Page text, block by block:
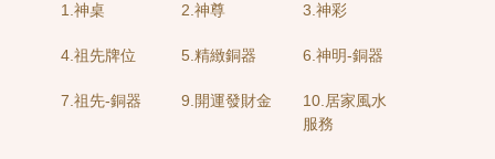
1.神桌 2.神尊 3.神彩
4.祖先牌位 5.精緻銅器 6.神明-銅器
7.祖先-銅器 9.開運發財金
10.居家風水
服務